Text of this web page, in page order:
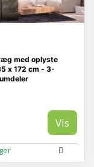
med oplyste
x 172 cm - 3-
Vis